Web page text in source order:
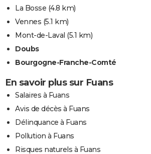
La Bosse (4.8 km)
Vennes (5.1 km)
Mont-de-Laval (5.1 km)
Doubs
Bourgogne-Franche-Comté
En savoir plus sur Fuans
Salaires à Fuans
Avis de décès à Fuans
Délinquance à Fuans
Pollution à Fuans
Risques naturels à Fuans